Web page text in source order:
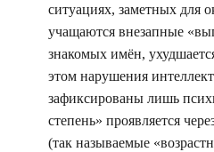
ситуациях, заметных для
учащаются внезапные
знакомых имён,
этом нарушения
зафиксированы лишь
степень» проявляется
(так называемые